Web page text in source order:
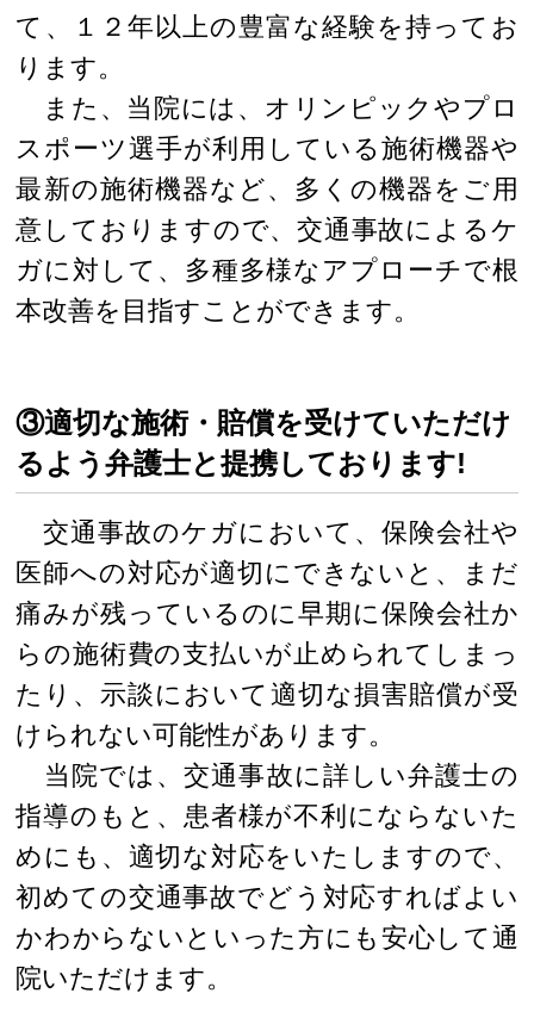
て、１２年以上の豊富な経験を持ってお
ります。
また、当院には、オリンピックやプロ
スポーツ選手が利用している施術機器や
最新の施術機器など、多くの機器をご用
意しておりますので、交通事故によるケ
ガに対して、多種多様なアプローチで根
本改善を目指すことができます。
③適切な施術・賠償を受けていただけ
るよう弁護士と提携しております!
交通事故のケガにおいて、保険会社や
医師への対応が適切にできないと、まだ
痛みが残っているのに早期に保険会社か
らの施術費の支払いが止められてしまっ
たり、示談において適切な損害賠償が受
けられない可能性があります。
当院では、交通事故に詳しい弁護士の
指導のもと、患者様が不利にならないた
めにも、適切な対応をいたしますので、
初めての交通事故でどう対応すればよい
かわからないといった方にも安心して通
院いただけます。